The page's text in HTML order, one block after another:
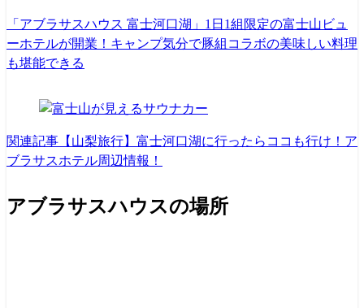
「アブラサスハウス 富士河口湖」1日1組限定の富士山ビュ
ーホテルが開業！キャンプ気分で豚組コラボの美味しい料理
も堪能できる
関連記事 【山梨旅行】富士河口湖に行ったらココも行け！ア
ブラサスホテル周辺情報！
アブラサスハウスの場所